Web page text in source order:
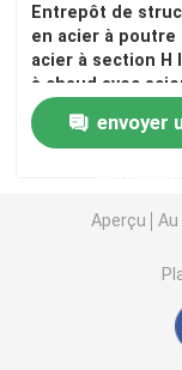
Entrepôt de
en acier à poutre
acier à section H
à chaud avec
Q355B
envoyer
Aperçu